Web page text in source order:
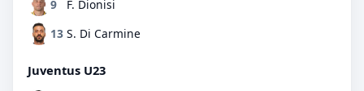
9
F. Dionisi
13 S. Di Carmine
Juventus U23